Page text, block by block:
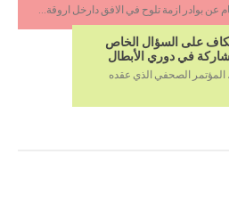
بوادر ازمة تلوح في الافق دارخل اروقة...
على السؤال الخاص
في دوري الأبطال
المؤتمر الصحفي الذي عقده